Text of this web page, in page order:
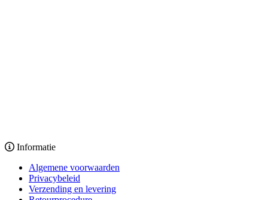
Informatie
Algemene voorwaarden
Privacybeleid
Verzending en levering